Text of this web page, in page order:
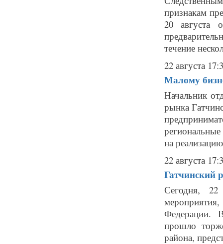
признакам
20
течение
22 августа
Малому
Начальник
рынка
на
22 августа
Гатчинский
Сегодня, 22
Федерации.
прошло
района,